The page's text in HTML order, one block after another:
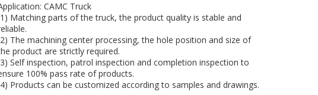
de camion minier
CAMC Truck
Matching parts of the truck, the product quality is stable and
The machining center processing, the hole position and size of
product are strictly required.
Self inspection, patrol inspection and completion inspection to
100% pass rate of products.
Products can be customized according to samples and drawings.